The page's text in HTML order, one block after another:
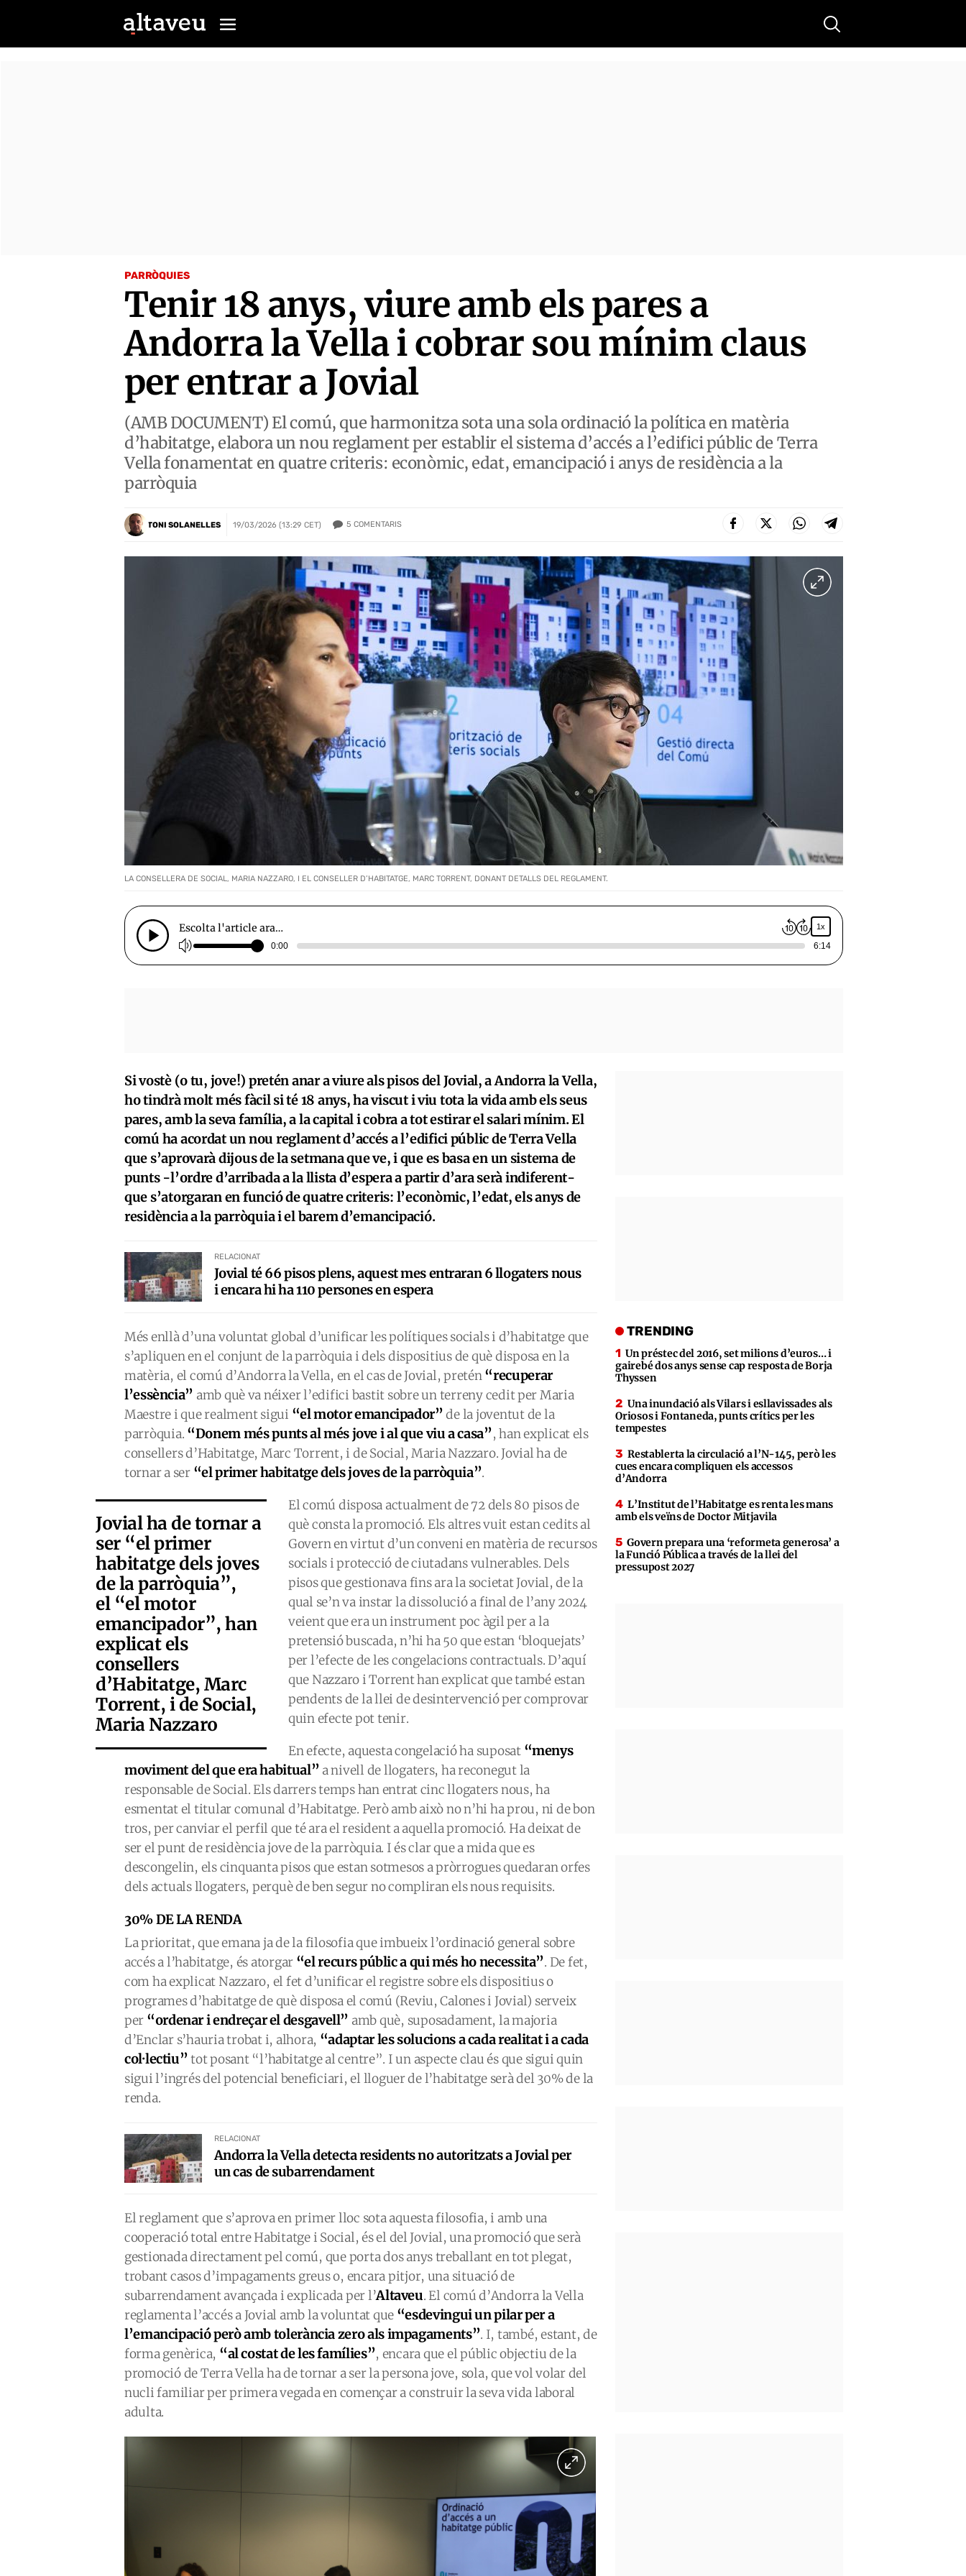
Buscar
PARRÒQUIES
Tenir 18 anys, viure amb els pares a
Andorra la Vella i cobrar sou mínim claus
per entrar a Jovial
(AMB DOCUMENT) El comú, que harmonitza sota una sola ordinació la política en matèria
d’habitatge, elabora un nou reglament per establir el sistema d’accés a l’edifici públic de Terra
Vella fonamentat en quatre criteris: econòmic, edat, emancipació i anys de residència a la
parròquia
TONI SOLANELLES 19/03/2026 (13:29 CET) 5 COMENTARIS
LA CONSELLERA DE SOCIAL, MARIA NAZZARO, I EL CONSELLER D’HABITATGE, MARC TORRENT, DONANT DETALLS DEL REGLAMENT.
Escolta l'article ara… 1x
0:00 6:14
Si vostè (o tu, jove!) pretén anar a viure als pisos del Jovial, a Andorra la Vella,
ho tindrà molt més fàcil si té 18 anys, ha viscut i viu tota la vida amb els seus
pares, amb la seva família, a la capital i cobra a tot estirar el salari mínim. El
comú ha acordat un nou reglament d’accés a l’edifici públic de Terra Vella
que s’aprovarà dijous de la setmana que ve, i que es basa en un sistema de
punts -l’ordre d’arribada a la llista d’espera a partir d’ara serà indiferent-
que s’atorgaran en funció de quatre criteris: l’econòmic, l’edat, els anys de
residència a la parròquia i el barem d’emancipació.
RELACIONAT
Jovial té 66 pisos plens, aquest mes entraran 6 llogaters nous
i encara hi ha 110 persones en espera
Més enllà d’una voluntat global d’unificar les polítiques socials i d’habitatge que
s’apliquen en el conjunt de la parròquia i dels dispositius de què disposa en la
matèria, el comú d’Andorra la Vella, en el cas de Jovial, pretén“recuperar
l’essència” amb què va néixer l’edifici bastit sobre un terreny cedit per Maria
Maestre i que realment sigui “el motor emancipador”de la joventut de la
parròquia. “Donem més punts al més jove i al que viu a casa”, han explicat els
consellers d’Habitatge, Marc Torrent, i de Social, Maria Nazzaro. Jovial ha de
tornar a ser “el primer habitatge dels joves de la parròquia”.
Jovial ha de tornar a
ser “el primer
habitatge dels joves
de la parròquia”,
el “el motor
emancipador”, han
explicat els
consellers
d’Habitatge, Marc
Torrent, i de Social,
Maria Nazzaro
El comú disposa actualment de 72 dels 80 pisos de
què consta la promoció. Els altres vuit estan cedits al
Govern en virtut d’un conveni en matèria de recursos
socials i protecció de ciutadans vulnerables. Dels
pisos que gestionava fins ara la societat Jovial, de la
qual se’n va instar la dissolució a final de l’any 2024
veient que era un instrument poc àgil per a la
pretensió buscada, n’hi ha 50 que estan ‘bloquejats’
per l’efecte de les congelacions contractuals. D’aquí
que Nazzaro i Torrent han explicat que també estan
pendents de la llei de desintervenció per comprovar
quin efecte pot tenir.
En efecte, aquesta congelació ha suposat “menys
moviment del que era habitual” a nivell de llogaters, ha reconegut la
responsable de Social. Els darrers temps han entrat cinc llogaters nous, ha
esmentat el titular comunal d’Habitatge. Però amb això no n’hi ha prou, ni de bon
tros, per canviar el perfil que té ara el resident a aquella promoció. Ha deixat de
ser el punt de residència jove de la parròquia. I és clar que a mida que es
descongelin, els cinquanta pisos que estan sotmesos a pròrrogues quedaran orfes
dels actuals llogaters, perquè de ben segur no compliran els nous requisits.
30% DE LA RENDA
La prioritat, que emana ja de la filosofia que imbueix l’ordinació general sobre
accés a l’habitatge, és atorgar “el recurs públic a qui més ho necessita”. De fet,
com ha explicat Nazzaro, el fet d’unificar el registre sobre els dispositius o
programes d’habitatge de què disposa el comú (Reviu, Calones i Jovial) serveix
per “ordenar i endreçar el desgavell” amb què, suposadament, la majoria
d’Enclar s’hauria trobat i, alhora, “adaptar les solucions a cada realitat i a cada
col·lectiu”tot posant “l’habitatge al centre”. I un aspecte clau és que sigui quin
sigui l’ingrés del potencial beneficiari, el lloguer de l’habitatge serà del 30% de la
renda.
RELACIONAT
Andorra la Vella detecta residents no autoritzats a Jovial per
un cas de subarrendament
El reglament que s’aprova en primer lloc sota aquesta filosofia, i amb una
cooperació total entre Habitatge i Social, és el del Jovial, una promoció que serà
gestionada directament pel comú, que porta dos anys treballant en tot plegat,
trobant casos d’impagaments greus o, encara pitjor, una situació de
subarrendament avançada i explicada per l’Altaveu. El comú d’Andorra la Vella
reglamenta l’accés a Jovial amb la voluntat que “esdevingui un pilar per a
l’emancipació però amb tolerància zero als impagaments”. I, també, estant, de
forma genèrica, “al costat de les famílies”, encara que el públic objectiu de la
promoció de Terra Vella ha de tornar a ser la persona jove, sola, que vol volar del
nucli familiar per primera vegada en començar a construir la seva vida laboral
adulta.
TRENDING
Un préstec del 2016, set milions d’euros… i
gairebé dos anys sense cap resposta de Borja
Thyssen
Una inundació als Vilars i esllavissades als
Oriosos i Fontaneda, punts crítics per les
tempestes
Restablerta la circulació a l’N-145, però les
cues encara compliquen els accessos
d’Andorra
L’Institut de l’Habitatge es renta les mans
amb els veïns de Doctor Mitjavila
Govern prepara una ‘reformeta generosa’ a
la Funció Pública a través de la llei del
pressupost 2027